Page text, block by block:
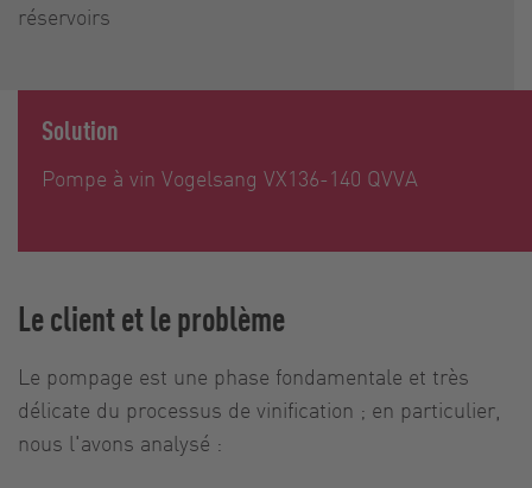
réservoirs
Solution
Pompe à vin Vogelsang VX136-140 QVVA
Le client et le problème
Le pompage est une phase fondamentale et très
délicate du processus de vinification ; en particulier,
nous l'avons analysé :